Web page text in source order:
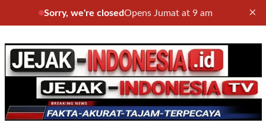
Sorry, we're closedOpens Jumat at 9 am ×
to
content